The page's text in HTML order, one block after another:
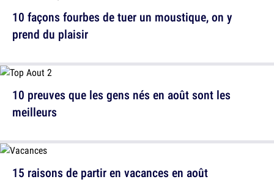
10 preuves que les gens nés en août sont les
meilleurs
10 façons fourbes de tuer un moustique, on y
prend du plaisir
15 raisons de partir en vacances en août